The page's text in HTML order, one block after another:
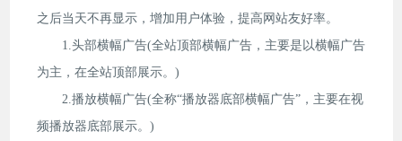
之后当天不再显示，增加用户体验，提高网站友好率。
1.头部横幅广告(全站顶部横幅广告，主要是以横幅广告
为主，在全站顶部展示。)
2.播放横幅广告(全称“播放器底部横幅广告”，主要在视
频播放器底部展示。)